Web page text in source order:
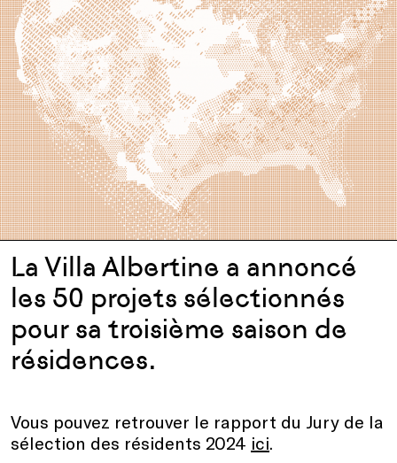
La Villa Albertine a annoncé
les 50 projets sélectionnés
pour sa troisième saison de
résidences.
Vous pouvez retrouver le rapport du Jury de la
sélection des résidents 2024 ici.